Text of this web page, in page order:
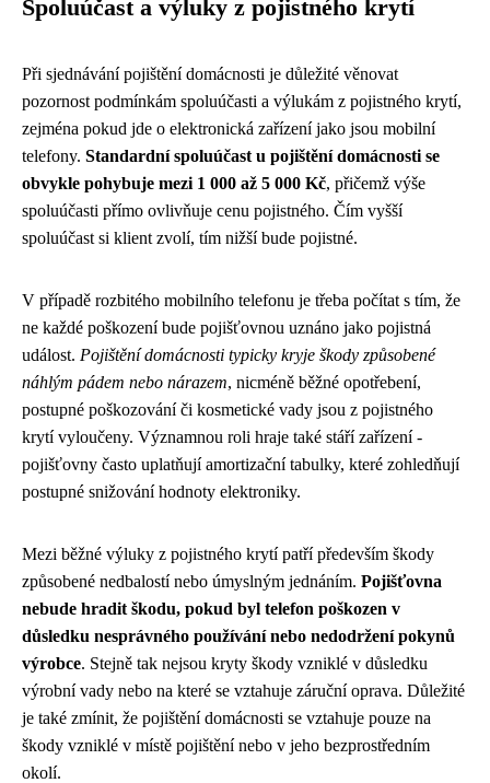
Spoluúčast a výluky z pojistného krytí
Při sjednávání pojištění domácnosti je důležité věnovat
pozornost podmínkám spoluúčasti a výlukám z pojistného krytí,
zejména pokud jde o elektronická zařízení jako jsou mobilní
telefony. Standardní spoluúčast u pojištění domácnosti se
obvykle pohybuje mezi 1 000 až 5 000 Kč, přičemž výše
spoluúčasti přímo ovlivňuje cenu pojistného. Čím vyšší
spoluúčast si klient zvolí, tím nižší bude pojistné.
V případě rozbitého mobilního telefonu je třeba počítat s tím, že
ne každé poškození bude pojišťovnou uznáno jako pojistná
událost. Pojištění domácnosti typicky kryje škody způsobené
náhlým pádem nebo nárazem, nicméně běžné opotřebení,
postupné poškozování či kosmetické vady jsou z pojistného
krytí vyloučeny. Významnou roli hraje také stáří zařízení -
pojišťovny často uplatňují amortizační tabulky, které zohledňují
postupné snižování hodnoty elektroniky.
Mezi běžné výluky z pojistného krytí patří především škody
způsobené nedbalostí nebo úmyslným jednáním. Pojišťovna
nebude hradit škodu, pokud byl telefon poškozen v
důsledku nesprávného používání nebo nedodržení pokynů
výrobce. Stejně tak nejsou kryty škody vzniklé v důsledku
výrobní vady nebo na které se vztahuje záruční oprava. Důležité
je také zmínit, že pojištění domácnosti se vztahuje pouze na
škody vzniklé v místě pojištění nebo v jeho bezprostředním
okolí.